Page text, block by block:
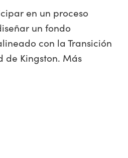
en un proceso
un fondo
con la Transición
de Kingston. Más